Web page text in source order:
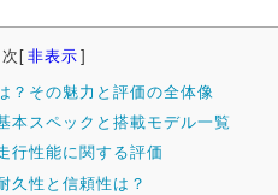
[非表示]
？その魅力と評価の全体像
本スペックと搭載モデル一覧
行性能に関する評価
久性と信頼性は？